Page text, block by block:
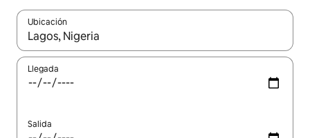
Ubicación
Cuando los resultados estén disponibles, podrás navegar
Llegada
Salida